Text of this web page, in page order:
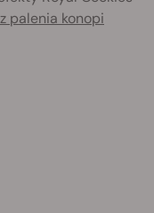
palenia konopi